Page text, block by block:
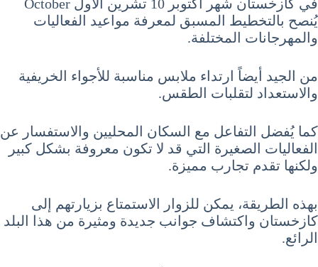
في كازخستان شهر أكتوبر 10 تشرين الأول October
يُنصح بالتخطيط المسبق لمعرفة مواعيد الفعاليات
والمهرجانات المختلفة.
من الجيد أيضاً ارتداء ملابس مناسبة للأجواء الخريفية
والاستعداد لتقلبات الطقس.
كما يُفضل التفاعل مع السكان المحليين والاستفسار عن
الفعاليات الصغيرة التي قد لا تكون معروفة بشكل كبير
ولكنها تقدم تجارب مميزة.
بهذه الطريقة، يمكن للزوار الاستمتاع بزيارتهم إلى
كازخستان واكتشاف جوانب جديدة ومثيرة من هذا البلد
الرائع.